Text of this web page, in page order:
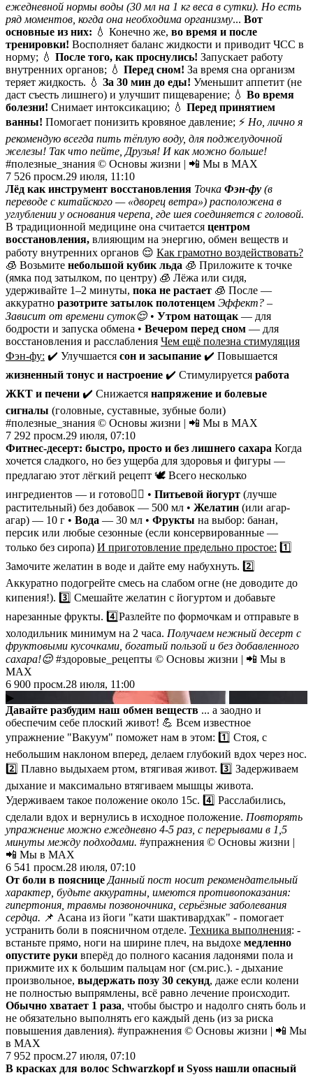
ежедневной нормы воды (30 мл на 1 кг веса в сутки). Но есть
ряд моментов, когда она необходима организму... Вот
основные из них: 💧 Конечно же, во время и после
тренировки! Восполняет баланс жидкости и приводит ЧСС в
норму; 💧 После того, как проснулись! Запускает работу
внутренних органов; 💧 Перед сном! За время сна организм
теряет жидкость. 💧 За 30 мин до еды! Уменьшит аппетит (не
даст съесть лишнего) и улучшит пищеварение; 💧 Во время
болезни! Снимает интоксикацию; 💧 Перед принятием
ванны! Помогает понизить кровяное давление; ⚡️ Но, лично я
рекомендую всегда пить тёплую воду, для поджелудочной
железы! Так что пейте, Друзья! И как можно больше!
#полезные_знания © Основы жизни | 📲 Мы в MAX
7 526 просм.29 июля, 11:10
Лёд как инструмент восстановления Точка Фэн-фу (в
переводе с китайского — «дворец ветра») расположена в
углублении у основания черепа, где шея соединяется с головой.
В традиционной медицине она считается центром
восстановления, влияющим на энергию, обмен веществ и
работу внутренних органов 😌 Как грамотно воздействовать?
🧊 Возьмите небольшой кубик льда 🧊 Приложите к точке
(ямка под затылком, по центру) 🧊 Лёжа или сидя,
удерживайте 1–2 минуты, пока не растает 🧊 После —
аккуратно разотрите затылок полотенцем Эффект? –
Зависит от времени суток😌 • Утром натощак — для
бодрости и запуска обмена • Вечером перед сном — для
восстановления и расслабления Чем ещё полезна стимуляция
Фэн-фу: ✔️ Улучшается сон и засыпание ✔️ Повышается
жизненный тонус и настроение ✔️ Стимулируется работа
ЖКТ и печени ✔️ Снижается напряжение и болевые
сигналы (головные, суставные, зубные боли)
#полезные_знания © Основы жизни | 📲 Мы в MAX
7 292 просм.29 июля, 07:10
Фитнес-десерт: быстро, просто и без лишнего сахара Когда
хочется сладкого, но без ущерба для здоровья и фигуры —
предлагаю этот лёгкий рецепт 🕊 Всего несколько
ингредиентов — и готово👇🏻 • Питьевой йогурт (лучше
растительный) без добавок — 500 мл • Желатин (или агар-
агар) — 10 г • Вода — 30 мл • Фрукты на выбор: банан,
персик или любые сезонные (если консервированные —
только без сиропа) И приготовление предельно простое: 1️⃣
Замочите желатин в воде и дайте ему набухнуть. 2️⃣
Аккуратно подогрейте смесь на слабом огне (не доводите до
кипения!). 3️⃣ Смешайте желатин с йогуртом и добавьте
нарезанные фрукты. 4️⃣Разлейте по формочкам и отправьте в
холодильник минимум на 2 часа. Получаем нежный десерт с
фруктовыми кусочками, богатый пользой и без добавленного
сахара!😌 #здоровые_рецепты © Основы жизни | 📲 Мы в
MAX
6 900 просм.28 июля, 11:00
▶
Давайте разбудим наш обмен веществ ... а заодно и
обеспечим себе плоский живот! 💪 Всем известное
упражнение "Вакуум" поможет нам в этом: 1️⃣ Стоя, с
небольшим наклоном вперед, делаем глубокий вдох через нос.
2️⃣ Плавно выдыхаем ртом, втягивая живот. 3️⃣ Задерживаем
дыхание и максимально втягиваем мышцы живота.
Удерживаем такое положение около 15с. 4️⃣ Расслабились,
сделали вдох и вернулись в исходное положение. Повторять
упражнение можно ежедневно 4-5 раз, с перерывами в 1,5
минуты между подходами. #упражнения © Основы жизни |
📲 Мы в MAX
6 541 просм.28 июля, 07:10
От боли в пояснице⁠⁠ Данный пост носит рекомендательный
характер, будьте аккуратны, имеются противопоказания:
гипертония, травмы позвоночника, серьёзные заболевания
сердца. 📌 Асана из йоги "кати шактивардхак" - помогает
устранить боли в поясничном отделе. Техника выполнения: -
встаньте прямо, ноги на ширине плеч, на выдохе медленно
опустите руки вперёд до полного касания ладонями пола и
прижмите их к большим пальцам ног (см.рис.). - дыхание
произвольное, выдержать позу 30 секунд, даже если колени
не полностью выпрямлены, всё равно лечение происходит.
Обычно хватает 1 раза, чтобы быстро и надолго снять боль и
не обязательно выполнять его каждый день (из за риска
повышения давления). #упражнения © Основы жизни | 📲 Мы
в MAX
7 952 просм.27 июля, 07:10
В красках для волос Schwarzkopf и Syoss нашли опасный